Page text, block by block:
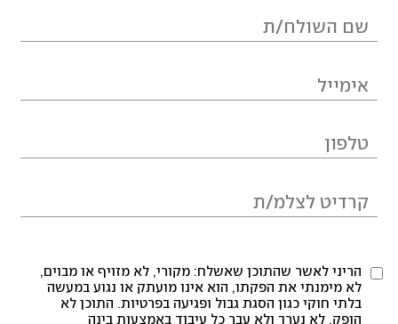
הריני לאשר שהתוכן שאשלח: מקורי, לא מזויף או מבוים,
לא מימנתי את הפקתו, הוא אינו מועתק או נגוע במעשה
בלתי חוקי כגון הסגת גבול ופגיעה בפרטיות. התוכן לא
הופק, לא נערך ולא עבר כל עיבוד באמצעות בינה